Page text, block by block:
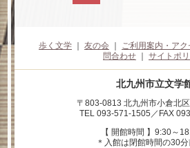
歩く文学 友の会 ご利用案内・アク
問合わせ
サイトポ
北九州市立文学
〒803-0813 北九州市小倉北
TEL 093-571-1505／FAX
【 開館時間 】9:30～
＊入館は閉館時間の30